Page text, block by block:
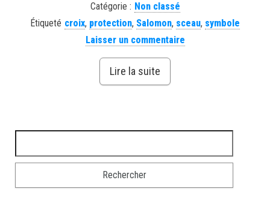
Catégorie : Non classé
Étiqueté croix, protection, Salomon, sceau, symbole
Laisser un commentaire
Lire la suite